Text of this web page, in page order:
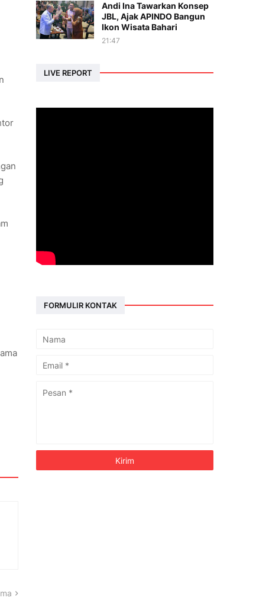
Andi Ina Tawarkan Konsep
JBL, Ajak APINDO Bangun
Ikon Wisata Bahari
21:47
LIVE REPORT
FORMULIR KONTAK